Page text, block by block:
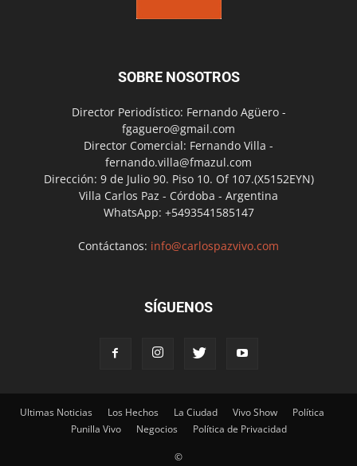
SOBRE NOSOTROS
Director Periodístico: Fernando Agüero -
fgaguero@gmail.com
Director Comercial: Fernando Villa -
fernando.villa@fmazul.com
Dirección: 9 de Julio 90. Piso 10. Of 107.(X5152EYN)
Villa Carlos Paz - Córdoba - Argentina
WhatsApp: +5493541585147
Contáctanos: info@carlospazvivo.com
SÍGUENOS
Ultimas Noticias Los Hechos La Ciudad Vivo Show
Política
Punilla Vivo
Negocios Política de Privacidad
©